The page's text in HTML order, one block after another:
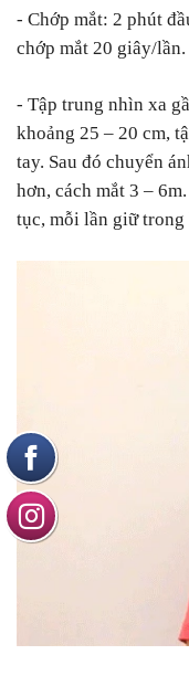
- Chớp mắt: 2 phút
chớp mắt 20 giây/lần.
- Tập trung nhìn xa
khoảng 25 – 20 cm,
tay. Sau đó chuyển
hơn, cách mắt 3 –
tục, mỗi lần giữ trong